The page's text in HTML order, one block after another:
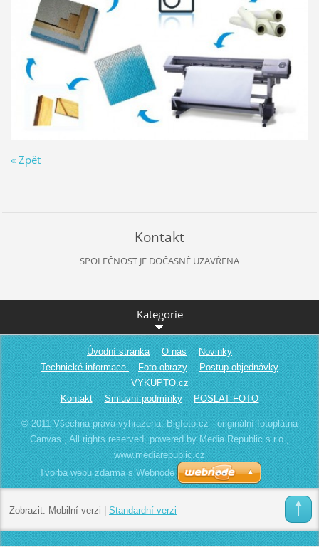
« Zpět
Kontakt
SPOLEČNOST JE DOČASNĚ UZAVŘENA
Kategorie
Úvodní stránka O nás
Novinky
Technické informace
Foto-obrazy
Postup objednávky
VYKUPTO.cz
Kontakt
Smluvní podmínky POSLAT FOTO
© 2011 Všechna práva vyhrazena, Bigfoto.cz - originální fotoplátna
Canvas , All rights reserved, powered by Media Republic s.r.o.,
www.mediarepublic.cz
Tvorba webu zdarma s Webnode
Zobrazit: Mobilní verzi | Standardní verzi